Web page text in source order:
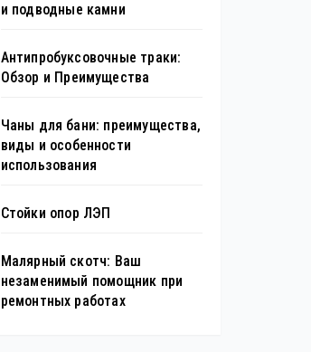
и подводные камни
Антипробуксовочные траки:
Обзор и Преимущества
Чаны для бани: преимущества,
виды и особенности
использования
Стойки опор ЛЭП
Малярный скотч: Ваш
незаменимый помощник при
ремонтных работах